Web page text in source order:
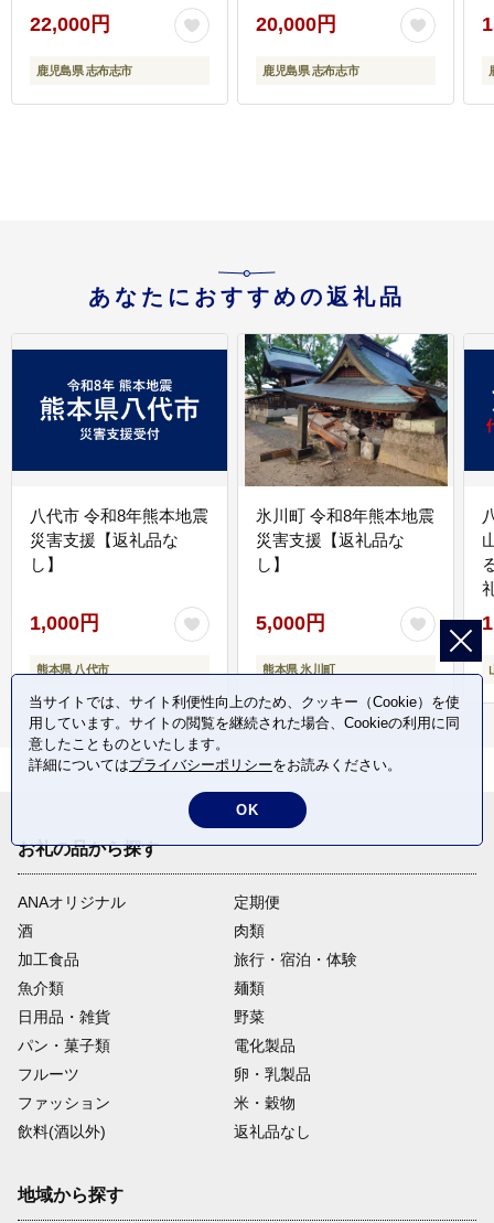
鰻 ウナギ 不揃い ふぞろ
い 訳アリ 国産 九州産
蒲焼 蒲焼き かばやき 冷
気 b2-040
22,000円
鹿児島県 志布志市
産 肉 牛肉 赤身 霜降り
すき焼き しゃぶしゃぶ
冷凍 小分け b0-163-A
20,000円
鹿児島県 志布志市
あなたにおすすめの返礼品
八代市 令和8年熊本地震
災害支援【返礼品な
し】
1,000円
熊本県 八代市
氷川町 令和8年熊本地震
災害支援【返礼品な
し】
5,000円
熊本県 氷川町
お礼の品から探す
ANAオリジナル
定期便
酒
肉類
加工食品
旅行・宿泊・体験
魚介類
麺類
日用品・雑貨
野菜
パン・菓子類
電化製品
フルーツ
卵・乳製品
ファッション
米・穀物
飲料(酒以外)
返礼品なし
地域から探す
当サイトでは、サイト利便性向上のため、クッキー（Cookie）を使
用しています。サイトの閲覧を継続された場合、Cookieの利用に同
意したことものといたします。
詳細についてはプライバシーポリシーをお読みください。
OK